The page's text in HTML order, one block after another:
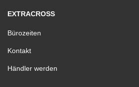
EXTRACROSS
Bürozeiten
Kontakt
Händler werden